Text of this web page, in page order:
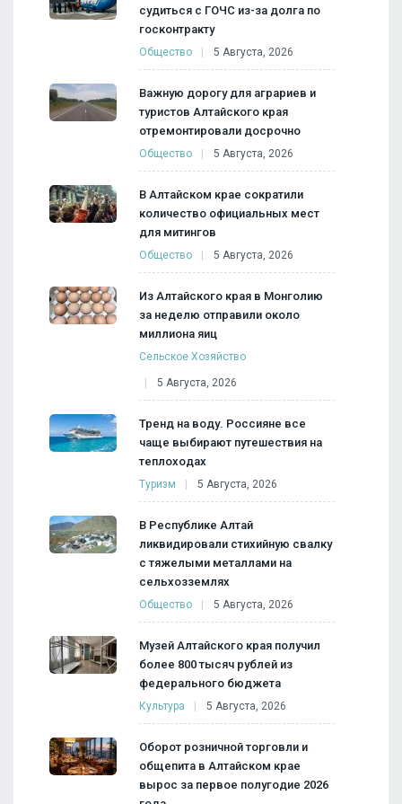
судиться с ГОЧС из-за долга по
госконтракту
Общество 5 Августа, 2026
Важную дорогу для аграриев и
туристов Алтайского края
отремонтировали досрочно
Общество 5 Августа, 2026
В Алтайском крае сократили
количество официальных мест
для митингов
Общество 5 Августа, 2026
Из Алтайского края в Монголию
за неделю отправили около
миллиона яиц
Сельское Хозяйство
5 Августа, 2026
Тренд на воду. Россияне все
чаще выбирают путешествия на
теплоходах
Туризм 5 Августа, 2026
В Республике Алтай
ликвидировали стихийную свалку
с тяжелыми металлами на
сельхозземлях
Общество 5 Августа, 2026
Музей Алтайского края получил
более 800 тысяч рублей из
федерального бюджета
Культура 5 Августа, 2026
Оборот розничной торговли и
общепита в Алтайском крае
вырос за первое полугодие 2026